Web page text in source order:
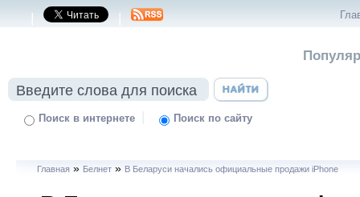
| |
Поиск в интернете | Поиск по сайту
Главная » Белнет » В Беларуси начались официальные продажи iPhone